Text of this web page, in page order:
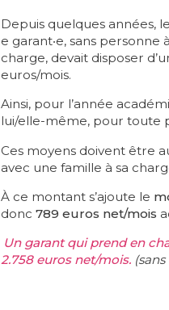
Depuis quelques années,
e garant‧e, sans personne
charge, devait disposer
euros/mois.
Ainsi, pour l’année
lui/elle-même, pour toute
Ces moyens doivent être
avec une famille à sa
À ce montant s’ajoute le
donc 789 euros net/mois
Un garant qui prend en
2.758 euros net/mois.